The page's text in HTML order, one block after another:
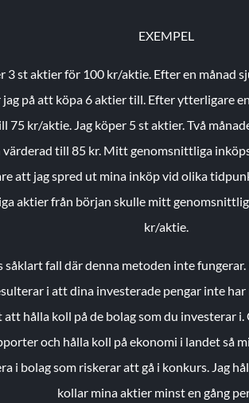
EXEMPEL
3 st aktier för 100 kr/aktie. Efter en månad
jag på att köpa 6 aktier till. Efter ytterligare
75 kr/aktie. Jag köper 5 st aktier.Två
värderad till 85 kr. Mitt genomsnittliga
att jag spred ut mina inköp vid olika
aktier från början skulle mitt
kr/aktie.
såklart fall där denna metoden inte
i att dina investerade pengar inte
hålla koll på de bolag som du investerar
och hålla koll på ekonomi i landet så
i bolag som riskerar att gå i konkurs. Jag
kollar mina aktier minst en gång